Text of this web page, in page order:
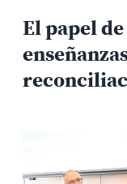
El papel